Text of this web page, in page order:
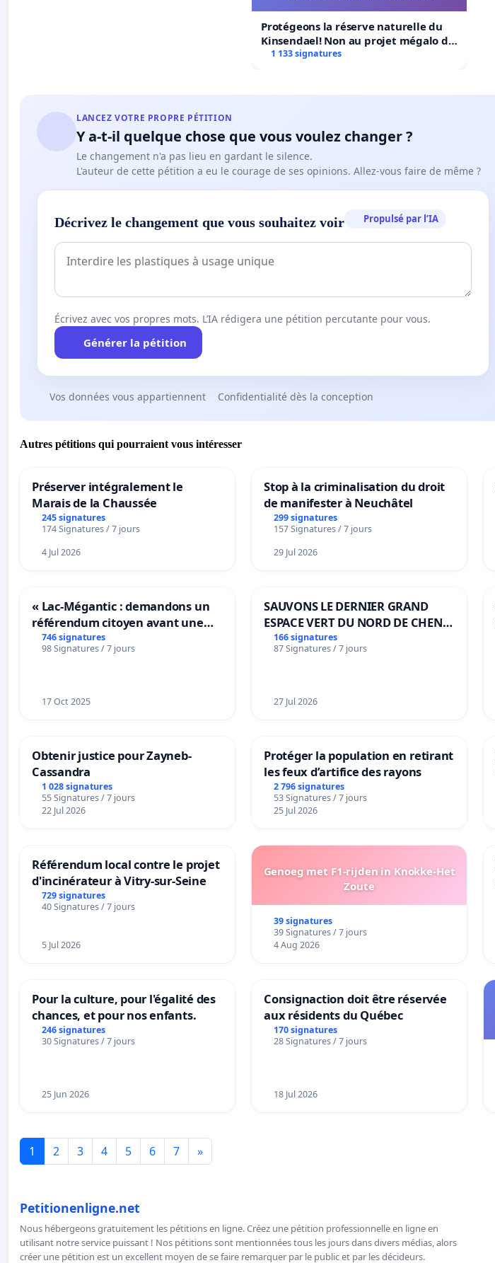
Protégeons la réserve naturelle du
Kinsendael! Non au projet mégalo du
Centre sportif Le Roseau!
1 133 signatures
LANCEZ VOTRE PROPRE PÉTITION
Y a-t-il quelque chose que vous voulez changer ?
Le changement n'a pas lieu en gardant le silence.
L'auteur de cette pétition a eu le courage de ses opinions. Allez-vous faire de même ?
Décrivez le changement que vous souhaitez voir Propulsé par l’IA
Écrivez avec vos propres mots. L’IA rédigera une pétition percutante pour vous.
Générer la pétition
Vos données vous appartiennent Confidentialité dès la conception
Autres pétitions qui pourraient vous intéresser
Préserver intégralement le
Marais de la Chaussée
245 signatures
174 Signatures / 7 jours
4 Jul 2026
Stop à la criminalisation du droit
de manifester à Neuchâtel
299 signatures
157 Signatures / 7 jours
29 Jul 2026
« Lac-Mégantic : demandons un
référendum citoyen avant une
transformation irréversible de
notre territoire »
746 signatures
98 Signatures / 7 jours
17 Oct 2025
SAUVONS LE DERNIER GRAND
ESPACE VERT DU NORD DE CHENE-
BOUGERIES
166 signatures
87 Signatures / 7 jours
27 Jul 2026
Obtenir justice pour Zayneb-
Cassandra
1 028 signatures
55 Signatures / 7 jours
22 Jul 2026
Protéger la population en retirant
les feux d’artifice des rayons
2 796 signatures
53 Signatures / 7 jours
25 Jul 2026
Référendum local contre le projet
d'incinérateur à Vitry-sur-Seine
729 signatures
40 Signatures / 7 jours
5 Jul 2026
Genoeg met F1-rijden in Knokke-Het
Zoute
39 signatures
39 Signatures / 7 jours
4 Aug 2026
Pour la culture, pour l'égalité des
chances, et pour nos enfants.
246 signatures
30 Signatures / 7 jours
25 Jun 2026
Consignaction doit être réservée
aux résidents du Québec
170 signatures
28 Signatures / 7 jours
18 Jul 2026
1 2 3 4 5 6 7 »
Petitionenligne.net
Nous hébergeons gratuitement les pétitions en ligne. Créez une pétition professionnelle en ligne en
utilisant notre service puissant ! Nos pétitions sont mentionnées tous les jours dans divers médias, alors
créer une pétition est un excellent moyen de se faire remarquer par le public et par les décideurs.